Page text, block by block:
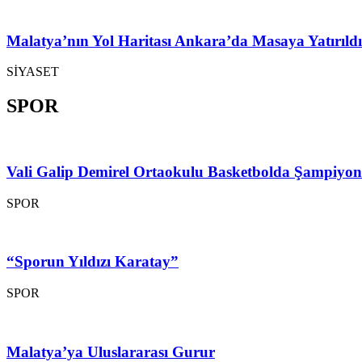
Malatya’nın Yol Haritası Ankara’da Masaya Yatırıldı
SİYASET
SPOR
Vali Galip Demirel Ortaokulu Basketbolda
SPOR
“Sporun Yıldızı Karatay”
SPOR
Malatya’ya Uluslararası Gurur